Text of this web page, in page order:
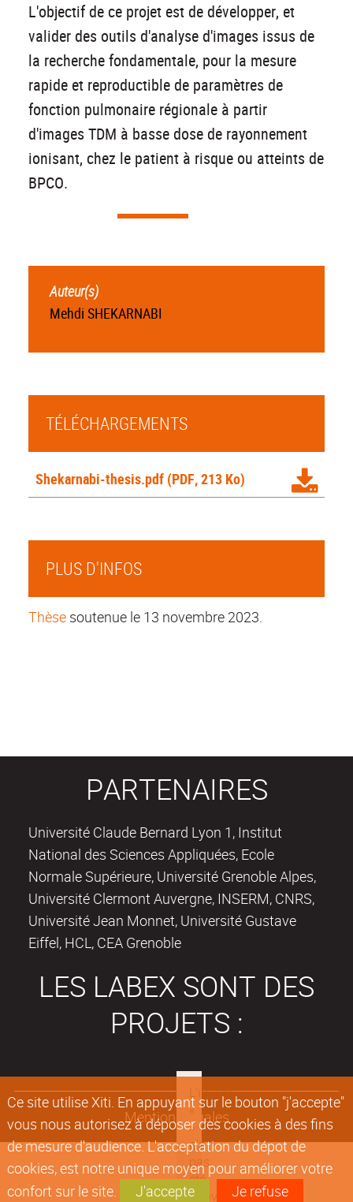
Ce site utilise Xiti. En appuyant sur le bouton "j'accepte"
vous nous autorisez à déposer des cookies à des fins
de mesure d'audience. L'acceptation du dépot de
cookies, est notre unique moyen pour améliorer votre
confort sur le site.
J'accepte Je refuse
L'objectif de ce projet est de développer, et
valider des outils d'analyse d'images issus de
la recherche fondamentale, pour la mesure
rapide et reproductible de paramètres de
fonction pulmonaire régionale à partir
d'images TDM à basse dose de rayonnement
ionisant, chez le patient à risque ou atteints de
BPCO.
Auteur(s)
Mehdi SHEKARNABI
TÉLÉCHARGEMENTS
Shekarnabi-thesis.pdf (PDF, 213 Ko)
PLUS D'INFOS
Thèse soutenue le 13 novembre 2023.
PARTENAIRES
Université Claude Bernard Lyon 1, Institut
National des Sciences Appliquées, Ecole
Normale Supérieure, Université Grenoble Alpes,
Université Clermont Auvergne, INSERM, CNRS,
Université Jean Monnet, Université Gustave
Eiffel, HCL, CEA Grenoble
LES LABEX SONT DES
PROJETS :
Mentions légales